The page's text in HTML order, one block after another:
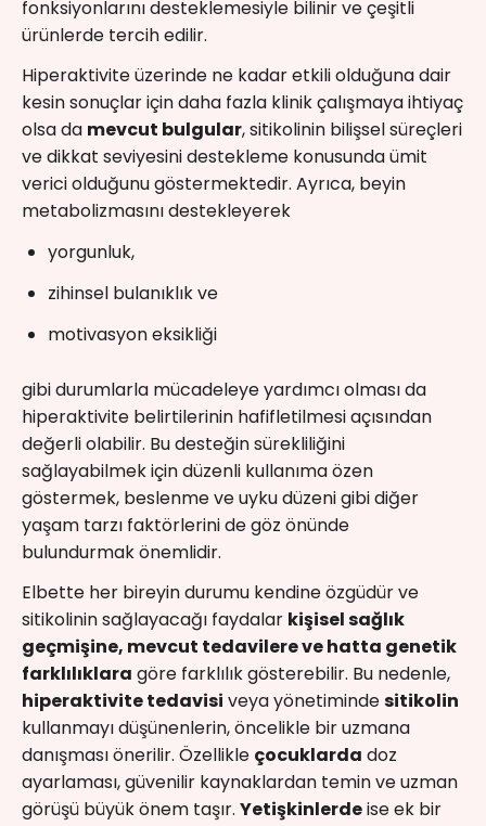
fonksiyonlarını desteklemesiyle bilinir ve çeşitli
ürünlerde tercih edilir.
Hiperaktivite üzerinde ne kadar etkili olduğuna dair
kesin sonuçlar için daha fazla klinik çalışmaya ihtiyaç
olsa da mevcut bulgular, sitikolinin bilişsel süreçleri
ve dikkat seviyesini destekleme konusunda ümit
verici olduğunu göstermektedir. Ayrıca, beyin
metabolizmasını destekleyerek
yorgunluk,
zihinsel bulanıklık ve
motivasyon eksikliği
gibi durumlarla mücadeleye yardımcı olması da
hiperaktivite belirtilerinin hafifletilmesi açısından
değerli olabilir. Bu desteğin sürekliliğini
sağlayabilmek için düzenli kullanıma özen
göstermek, beslenme ve uyku düzeni gibi diğer
yaşam tarzı faktörlerini de göz önünde
bulundurmak önemlidir.
Elbette her bireyin durumu kendine özgüdür ve
sitikolinin sağlayacağı faydalar kişisel sağlık
geçmişine, mevcut tedavilere ve hatta genetik
farklılıklara göre farklılık gösterebilir. Bu nedenle,
hiperaktivite tedavisi veya yönetimindesitikolin
kullanmayı düşünenlerin, öncelikle bir uzmana
danışması önerilir. Özellikle çocuklarda doz
ayarlaması, güvenilir kaynaklardan temin ve uzman
görüşü büyük önem taşır. Yetişkinlerdeise ek bir